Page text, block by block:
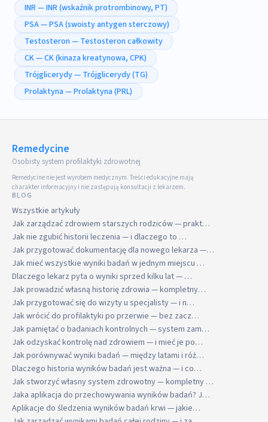
INR — INR (wskaźnik protrombinowy, PT)
PSA — PSA (swoisty antygen sterczowy)
Testosteron — Testosteron całkowity
CK — CK (kinaza kreatynowa, CPK)
Trójglicerydy — Trójglicerydy (TG)
Prolaktyna — Prolaktyna (PRL)
Remedycine
Osobisty system profilaktyki zdrowotnej
Remedycine nie jest wyrobem medycznym. Treści edukacyjne mają
charakter informacyjny i nie zastępują konsultacji z lekarzem.
BLOG
Wszystkie artykuły
Jak zarządzać zdrowiem starszych rodziców — prakt…
Jak nie zgubić historii leczenia — i dlaczego to …
Jak przygotować dokumentację dla nowego lekarza —…
Jak mieć wszystkie wyniki badań w jednym miejscu …
Dlaczego lekarz pyta o wyniki sprzed kilku lat — …
Jak prowadzić własną historię zdrowia — kompletny…
Jak przygotować się do wizyty u specjalisty — i n…
Jak wrócić do profilaktyki po przerwie — bez zacz…
Jak pamiętać o badaniach kontrolnych — system zam…
Jak odzyskać kontrolę nad zdrowiem — i mieć je po…
Jak porównywać wyniki badań — między latami i róż…
Dlaczego historia wyników badań jest ważna — i co…
Jak stworzyć własny system zdrowotny — kompletny …
Jaka aplikacja do przechowywania wyników badań? J…
Aplikacje do śledzenia wyników badań krwi — jakie…